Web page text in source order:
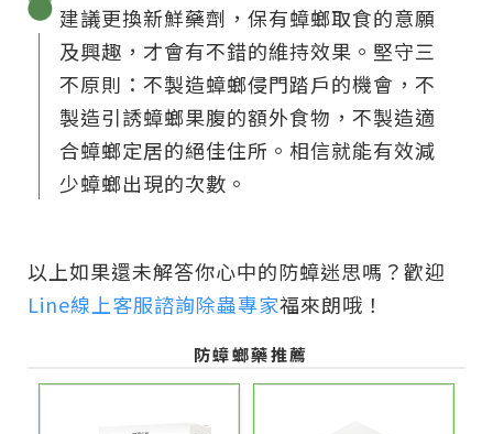
建議更換新鮮藥劑，保有蟑螂取食的意願
及興趣，才會有不錯的維持效果。堅守三
不原則：不製造蟑螂侵門踏戶的機會，不
製造引誘蟑螂果腹的額外食物，不製造適
合蟑螂定居的絕佳住所。相信就能有效減
少蟑螂出現的次數。
以上如果還未解答你心中的防蟑迷思嗎？歡迎
Line線上客服諮詢除蟲專家福來朗哦！
防蟑螂藥推薦